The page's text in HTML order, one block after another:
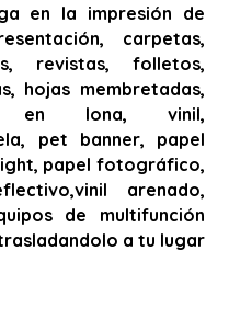
en la impresión de
carpetas,
revistas, folletos,
hojas membretadas,
en lona, vinil,
pet banner, papel
papel fotográfico,
arenado,
de multifunción
a tu lugar